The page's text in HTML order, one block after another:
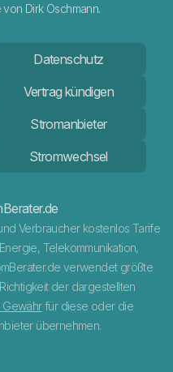
Dirk Oschmann.
Datenschutz
Vertrag kündigen
Stromanbieter
Stromwechsel
Verbraucher kostenlos Tarife
Telekommunikation,
verwendet größte
der dargestellten
Gewährfür diese oder die
übernehmen.